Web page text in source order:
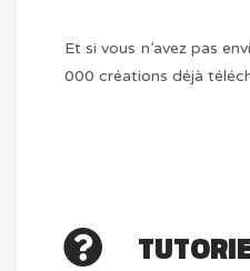
Et si vous n’avez pas
000 créations déjà